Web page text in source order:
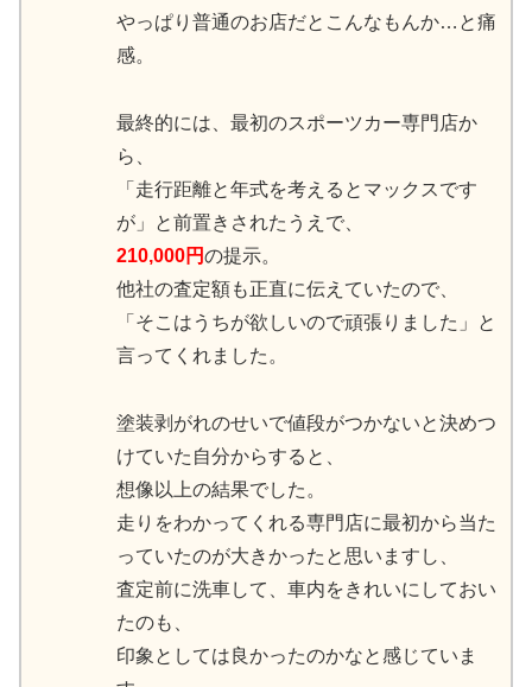
やっぱり普通のお店だとこんなもんか…と痛
感。
最終的には、最初のスポーツカー専門店か
ら、
「走行距離と年式を考えるとマックスです
が」と前置きされたうえで、
210,000円の提示。
他社の査定額も正直に伝えていたので、
「そこはうちが欲しいので頑張りました」と
言ってくれました。
塗装剥がれのせいで値段がつかないと決めつ
けていた自分からすると、
想像以上の結果でした。
走りをわかってくれる専門店に最初から当た
っていたのが大きかったと思いますし、
査定前に洗車して、車内をきれいにしておい
たのも、
印象としては良かったのかなと感じていま